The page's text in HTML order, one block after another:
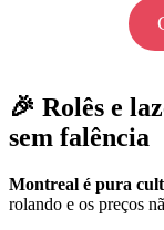
🎉 Rolês e
sem falência
Montreal é pura
rolando e os preços